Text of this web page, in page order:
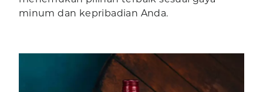
minum dan kepribadian Anda.